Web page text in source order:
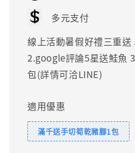
多元支付
線上活動暑假好禮三重
2.google評論5星送鮭魚
包(詳情可洽LINE)
適用優惠
滿千送手切筍乾豬腳1包